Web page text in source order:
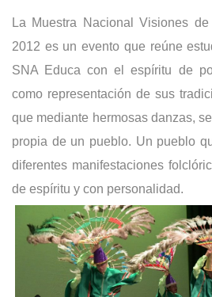
La Muestra Nacional Visiones
2012 es un evento que reúne
SNA Educa con el espíritu de
como representación de sus
que mediante hermosas danzas,
propia de un pueblo. Un pueblo
diferentes manifestaciones
de espíritu y con personalidad.